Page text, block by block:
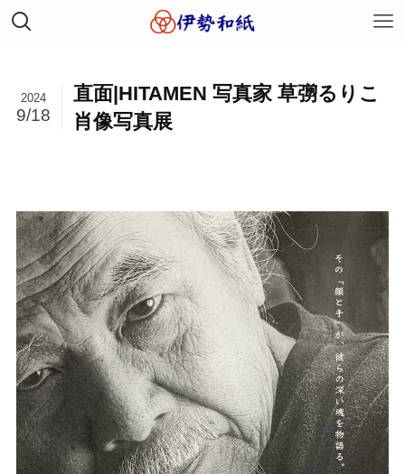
直面|HITAMEN 写真家 草彅るりこ
肖像写真展
2024
9/18